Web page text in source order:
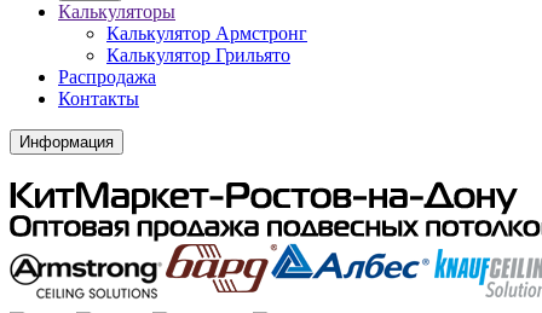
Калькуляторы
Калькулятор Армстронг
Калькулятор Грильято
Распродажа
Контакты
Информация